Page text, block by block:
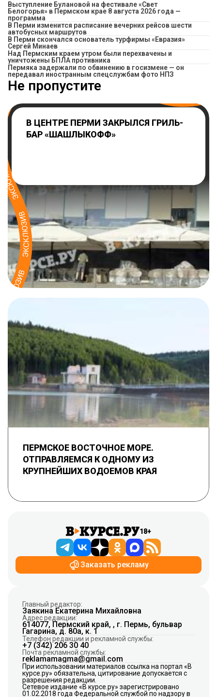
Выступление Булановой на фестивале «Свет
Белогорья» в Пермском крае 8 августа 2026 года —
программа
​В Перми изменится расписание вечерних рейсов шести
автобусных маршрутов
В Перми скончался основатель турфирмы «Евразия»
Сергей Минаев
Над Пермским краем утром были перехвачены и
уничтожены БПЛА противника
Пермяка задержали по обвинению в госизмене — он
передавал иностранным спецслужбам фото НПЗ
Не пропустите
В ЦЕНТРЕ ПЕРМИ ЗАКРЫЛСЯ ГРИЛЬ-
БАР «ШАШЛЫКОФФ»
ПЕРМСКОЕ ВОСТОЧНОЕ МОРЕ.
ОТПРАВЛЯЕМСЯ К ОДНОМУ ИЗ
КРУПНЕЙШИХ ВОДОЕМОВ КРАЯ
18+
Заказать рекламу
Главный редактор:
Заякина Екатерина Михайловна
Адрес редакции:
614077, Пермский край, , г. Пермь, бульвар
Гагарина, д. 80а, к. 1
Телефон редакции и рекламной службы:
+7 (342) 206 30 40
Почта рекламной службы:
reklamamagma@gmail.com
При использовании материалов ссылка на портал «В
курсе.ру» обязательна, цитирование допускается с
разрешения редакции.
Сетевое издание «В курсе.ру» зарегистрировано
01.02.2018 года Федеральной службой по надзору в